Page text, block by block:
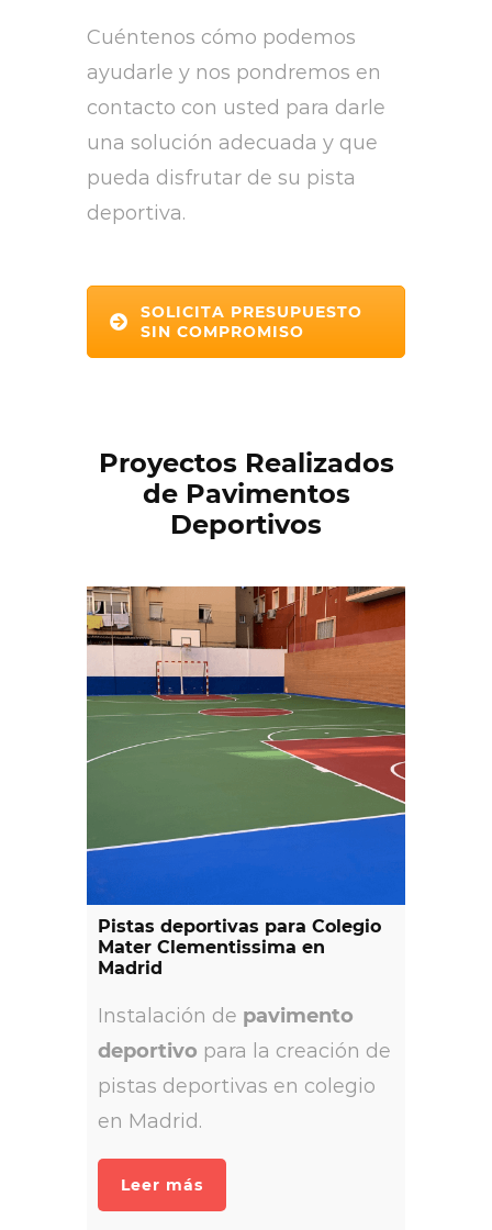
Cuéntenos cómo podemos
ayudarle y nos pondremos en
contacto con usted para darle
una solución adecuada y que
pueda disfrutar de su pista
deportiva.
SOLICITA PRESUPUESTO
SIN COMPROMISO
Proyectos Realizados
de Pavimentos
Deportivos
Pistas deportivas para Colegio
Mater Clementissima en
Madrid
Instalación de pavimento
deportivo para la creación de
pistas deportivas en colegio
en Madrid.
Leer más